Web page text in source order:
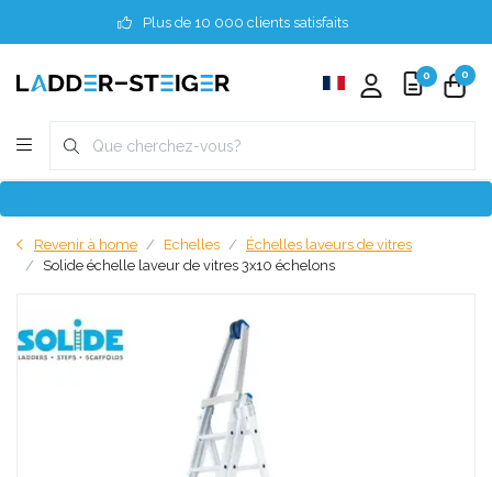
Plus de 10 000 clients satisfaits
0 0
Revenir à home Echelles
Échelles laveurs de vitres
Solide échelle laveur de vitres 3x10 échelons